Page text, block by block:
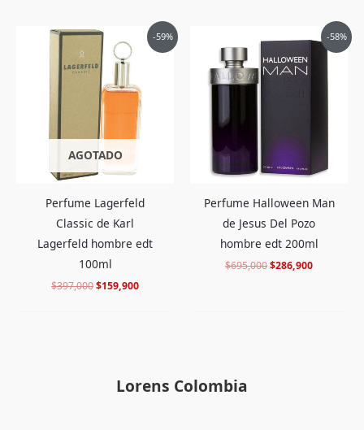
-59%
AGOTADO
Perfume Lagerfeld
Classic de Karl
Lagerfeld hombre edt
100ml
$397,000
El
precio
original
era:
$397,000.
$159,900
precio
actual
-58%
Perfume Halloween Man
de Jesus Del Pozo
hombre edt 200ml
$695,000
precio
original
era:
$286,900
precio
actual
$286,900.
Lorens Colombia